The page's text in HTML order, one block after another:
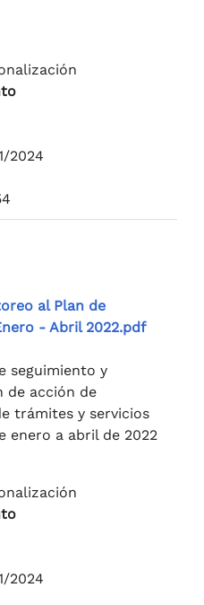
2024
al Plan de
- Abril 2022.pdf
seguimiento y
de acción de
trámites y servicios
enero a abril de 2022
2024